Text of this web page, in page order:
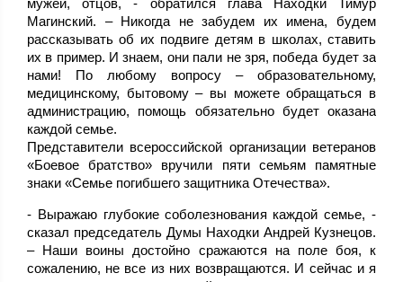
Магинский. – Никогда не забудем их имена, будем
рассказывать об их подвиге детям в школах, ставить
их в пример. И знаем, они пали не зря, победа будет за
нами! По любому вопросу – образовательному,
медицинскому, бытовому – вы можете обращаться в
администрацию, помощь обязательно будет оказана
каждой семье.
Представители всероссийской организации ветеранов
«Боевое братство» вручили пяти семьям памятные
знаки «Семье погибшего защитника Отечества».
- Выражаю глубокие соболезнования каждой семье, -
сказал председатель Думы Находки Андрей Кузнецов.
– Наши воины достойно сражаются на поле боя, к
сожалению, не все из них возвращаются. И сейчас и я